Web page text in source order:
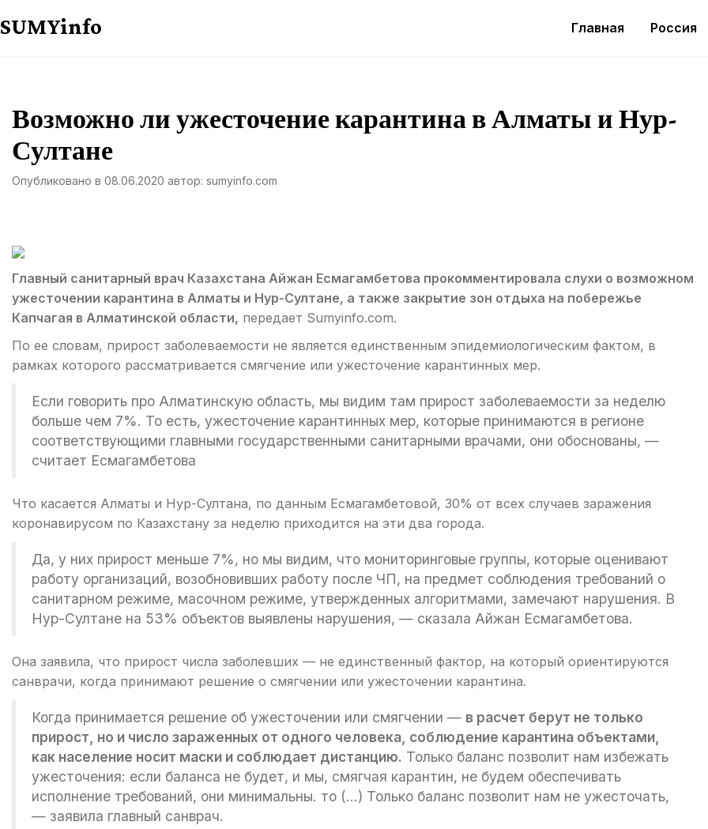
к
SUMYinfo Главная Россия
Возможно ли ужесточение карантина в Алматы и Нур-
Султане
Опубликовано в 08.06.2020 автор: sumyinfo.com
Главный санитарный врач Казахстана Айжан Есмагамбетова прокомментировала слухи о возможном
ужесточении карантина в Алматы и Нур-Султане, а также закрытие зон отдыха на побережье
Капчагая в Алматинской области, передает Sumyinfo.com.
По ее словам, прирост заболеваемости не является единственным эпидемиологическим фактом, в
рамках которого рассматривается смягчение или ужесточение карантинных мер.
Если говорить про Алматинскую область, мы видим там прирост заболеваемости за неделю
больше чем 7%. То есть, ужесточение карантинных мер, которые принимаются в регионе
соответствующими главными государственными санитарными врачами, они обоснованы, —
считает Есмагамбетова
Что касается Алматы и Нур-Султана, по данным Есмагамбетовой, 30% от всех случаев заражения
коронавирусом по Казахстану за неделю приходится на эти два города.
Да, у них прирост меньше 7%, но мы видим, что мониторинговые группы, которые оценивают
работу организаций, возобновивших работу после ЧП, на предмет соблюдения требований о
санитарном режиме, масочном режиме, утвержденных алгоритмами, замечают нарушения. В
Нур-Султане на 53% объектов выявлены нарушения, — сказала Айжан Есмагамбетова.
Она заявила, что прирост числа заболевших — не единственный фактор, на который ориентируются
санврачи, когда принимают решение о смягчении или ужесточении карантина.
Когда принимается решение об ужесточении или смягчении — в расчет берут не только
прирост, но и число зараженных от одного человека, соблюдение карантина объектами,
как население носит маски и соблюдает дистанцию. Только баланс позволит нам избежать
ужесточения: если баланса не будет, и мы, смягчая карантин, не будем обеспечивать
исполнение требований, они минимальны. то (…) Только баланс позволит нам не ужесточать,
— заявила главный санврач.